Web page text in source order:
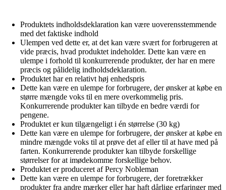
Produktets indholdsdeklaration kan være uoverensstemmende
med det faktiske indhold
Ulempen ved dette er, at det kan være svært for forbrugeren at
vide præcis, hvad produktet indeholder. Dette kan være en
ulempe i forhold til konkurrerende produkter, der har en mere
præcis og pålidelig indholdsdeklaration.
Produktet har en relativt høj enhedspris
Dette kan være en ulempe for forbrugere, der ønsker at købe en
større mængde voks til en mere overkommelig pris.
Konkurrerende produkter kan tilbyde en bedre værdi for
pengene.
Produktet er kun tilgængeligt i én størrelse (30 kg)
Dette kan være en ulempe for forbrugere, der ønsker at købe en
mindre mængde voks til at prøve det af eller til at have med på
farten. Konkurrerende produkter kan tilbyde forskellige
størrelser for at imødekomme forskellige behov.
Produktet er produceret af Percy Nobleman
Dette kan være en ulempe for forbrugere, der foretrækker
produkter fra andre mærker eller har haft dårlige erfaringer med